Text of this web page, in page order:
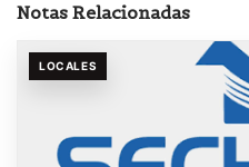
Notas Relacionadas
LOCALES